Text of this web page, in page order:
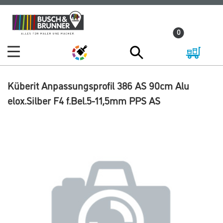
Zum
Inhalt
Zum
Navigationsmenü
0
Küberit Anpassungsprofil 386 AS 90cm Alu
elox.Silber F4 f.Bel.5-11,5mm PPS AS